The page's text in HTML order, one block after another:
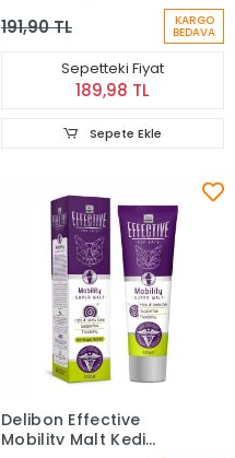
Vitamin Macunu 100 Ml
191,90 TL KARGO
BEDAVA
Sepetteki Fiyat
189,98 TL
Sepete Ekle
Delibon Effective
Mobility Malt Kedi